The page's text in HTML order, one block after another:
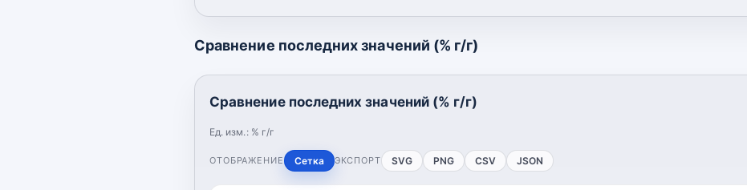
Сравнение последних значений (% г/г)
Сравнение последних значений (% г/г)
Ед. изм.: % г/г
ОТОБРАЖЕНИЕ Сетка ЭКСПОРТ SVG PNG CSV JSON